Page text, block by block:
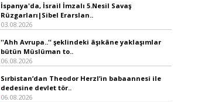
İspanya'da, İsrail İmzalı 5.Nesil Savaş
Rüzgarları|Sibel Erarslan..
03.08.2026
''Ahh Avrupa..'' şeklindeki âşıkâne yaklaşımlar
bütün Müslüman to..
06.08.2026
Sırbistan’dan Theodor Herzl’in babaannesi ile
dedesine devlet tör..
06.08.2026